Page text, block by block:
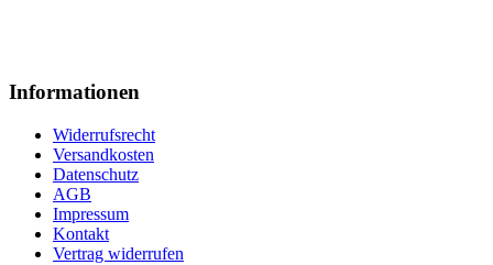
Informationen
Widerrufsrecht
Versandkosten
Datenschutz
AGB
Impressum
Kontakt
Vertrag widerrufen